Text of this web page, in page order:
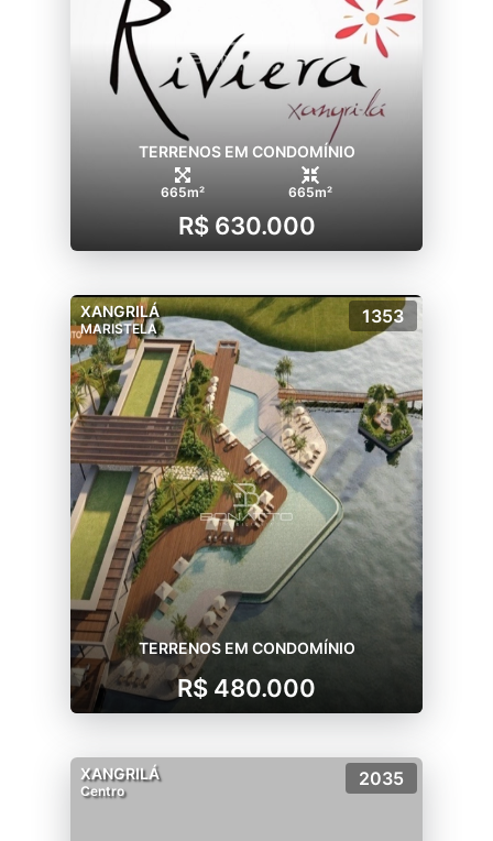
TERRENOS EM CONDOMÍNIO
665m² 665m²
R$ 630.000
XANGRILÁ
MARISTELA
1353
TERRENOS EM CONDOMÍNIO
R$ 480.000
XANGRILÁ
Centro
2035